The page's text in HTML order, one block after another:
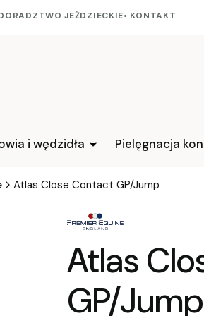
JEŹDZIECKIE• KONTAKT
i wędzidła Pielęgnacja
Atlas Close Contact GP/Jump
Atlas
GP/Jump